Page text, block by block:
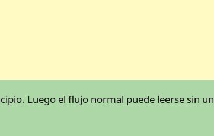
Luego el flujo normal puede leerse sin un